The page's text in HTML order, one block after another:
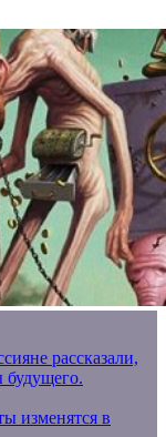
рассказали,
будущего.
изменятся в